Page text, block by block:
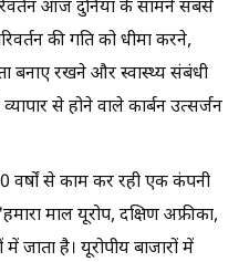
आज दुनिया के सामने सबसे
की गति को धीमा करने,
बनाए रखने और स्वास्थ्य संबंधी
से होने वाले कार्बन उत्सर्जन
वर्षों से काम कर रही एक कंपनी
माल यूरोप, दक्षिण अफ्रीका,
जाता है। यूरोपीय बाजारों में